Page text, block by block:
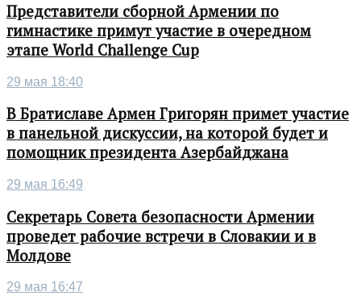
Представители сборной Армении по
гимнастике примут участие в очередном
этапе World Challenge Cup
29 мая 18:40
В Братиславе Армен Григорян примет участие
в панельной дискуссии, на которой будет и
помощник президента Азербайджана
29 мая 16:49
Секретарь Совета безопасности Армении
проведет рабочие встречи в Словакии и в
Молдове
29 мая 16:47